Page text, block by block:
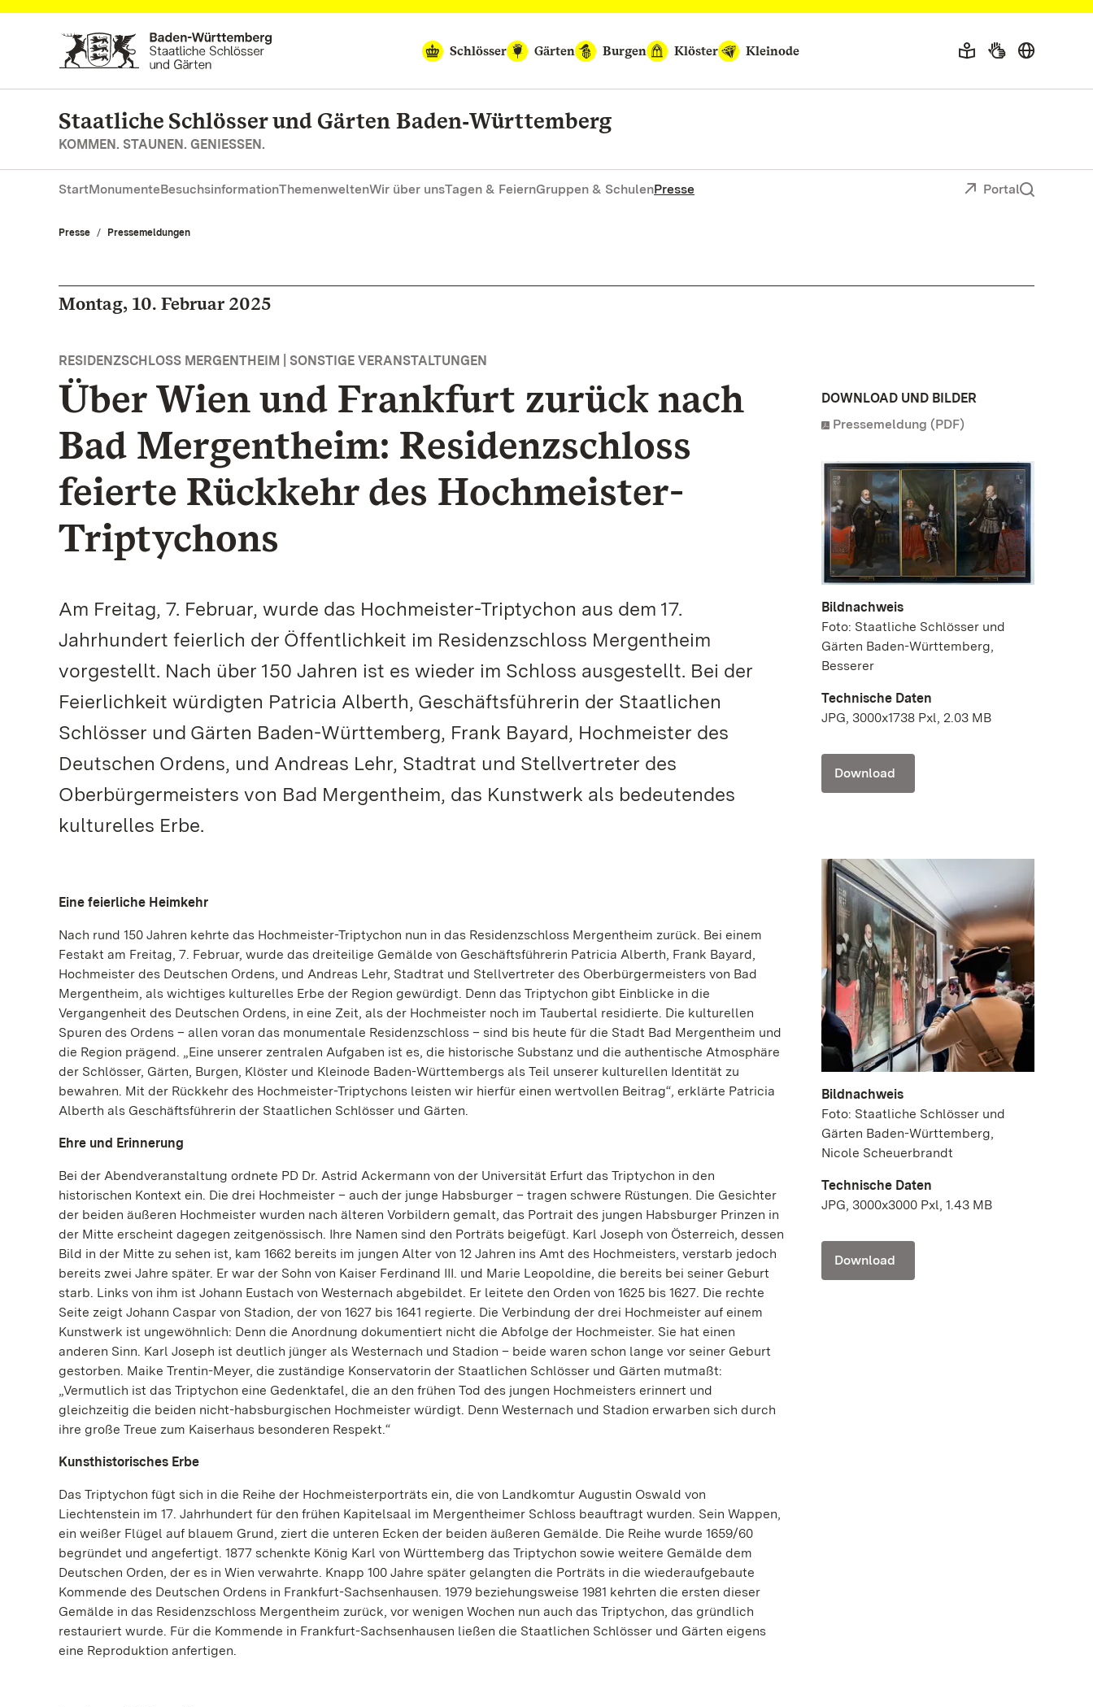
Zum Hauptinhalt springen
Schlösser
Gärten Burgen Klöster Kleinode
Staatliche Schlösser und Gärten Baden‑Württemberg
KOMMEN. STAUNEN. GENIESSEN.
StartMonumenteBesuchsinformationThemenweltenWir über unsTagen & FeiernGruppen & SchulenPresse Portal
Presse Pressemeldungen
Montag, 10. Februar 2025
RESIDENZSCHLOSS MERGENTHEIM | SONSTIGE VERANSTALTUNGEN
Über Wien und Frankfurt zurück nach
Bad Mergentheim: Residenzschloss
feierte Rückkehr des Hochmeister-
Triptychons
Am Freitag, 7. Februar, wurde das Hochmeister-Triptychon aus dem 17.
Jahrhundert feierlich der Öffentlichkeit im Residenzschloss Mergentheim
vorgestellt. Nach über 150 Jahren ist es wieder im Schloss ausgestellt. Bei der
Feierlichkeit würdigten Patricia Alberth, Geschäftsführerin der Staatlichen
Schlösser und Gärten Baden-Württemberg, Frank Bayard, Hochmeister des
Deutschen Ordens, und Andreas Lehr, Stadtrat und Stellvertreter des
Oberbürgermeisters von Bad Mergentheim, das Kunstwerk als bedeutendes
kulturelles Erbe.
Eine feierliche Heimkehr
Nach rund 150 Jahren kehrte das Hochmeister-Triptychon nun in das Residenzschloss Mergentheim zurück. Bei einem
Festakt am Freitag, 7. Februar, wurde das dreiteilige Gemälde von Geschäftsführerin Patricia Alberth, Frank Bayard,
Hochmeister des Deutschen Ordens, und Andreas Lehr, Stadtrat und Stellvertreter des Oberbürgermeisters von Bad
Mergentheim, als wichtiges kulturelles Erbe der Region gewürdigt. Denn das Triptychon gibt Einblicke in die
Vergangenheit des Deutschen Ordens, in eine Zeit, als der Hochmeister noch im Taubertal residierte. Die kulturellen
Spuren des Ordens – allen voran das monumentale Residenzschloss – sind bis heute für die Stadt Bad Mergentheim und
die Region prägend. „Eine unserer zentralen Aufgaben ist es, die historische Substanz und die authentische Atmosphäre
der Schlösser, Gärten, Burgen, Klöster und Kleinode Baden-Württembergs als Teil unserer kulturellen Identität zu
bewahren. Mit der Rückkehr des Hochmeister-Triptychons leisten wir hierfür einen wertvollen Beitrag“, erklärte Patricia
Alberth als Geschäftsführerin der Staatlichen Schlösser und Gärten.
Ehre und Erinnerung
Bei der Abendveranstaltung ordnete PD Dr. Astrid Ackermann von der Universität Erfurt das Triptychon in den
historischen Kontext ein. Die drei Hochmeister – auch der junge Habsburger – tragen schwere Rüstungen. Die Gesichter
der beiden äußeren Hochmeister wurden nach älteren Vorbildern gemalt, das Portrait des jungen Habsburger Prinzen in
der Mitte erscheint dagegen zeitgenössisch. Ihre Namen sind den Porträts beigefügt. Karl Joseph von Österreich, dessen
Bild in der Mitte zu sehen ist, kam 1662 bereits im jungen Alter von 12 Jahren ins Amt des Hochmeisters, verstarb jedoch
bereits zwei Jahre später. Er war der Sohn von Kaiser Ferdinand III. und Marie Leopoldine, die bereits bei seiner Geburt
starb. Links von ihm ist Johann Eustach von Westernach abgebildet. Er leitete den Orden von 1625 bis 1627. Die rechte
Seite zeigt Johann Caspar von Stadion, der von 1627 bis 1641 regierte. Die Verbindung der drei Hochmeister auf einem
Kunstwerk ist ungewöhnlich: Denn die Anordnung dokumentiert nicht die Abfolge der Hochmeister. Sie hat einen
anderen Sinn. Karl Joseph ist deutlich jünger als Westernach und Stadion – beide waren schon lange vor seiner Geburt
gestorben. Maike Trentin-Meyer, die zuständige Konservatorin der Staatlichen Schlösser und Gärten mutmaßt:
„Vermutlich ist das Triptychon eine Gedenktafel, die an den frühen Tod des jungen Hochmeisters erinnert und
gleichzeitig die beiden nicht-habsburgischen Hochmeister würdigt. Denn Westernach und Stadion erwarben sich durch
ihre große Treue zum Kaiserhaus besonderen Respekt.“
Kunsthistorisches Erbe
Das Triptychon fügt sich in die Reihe der Hochmeisterporträts ein, die von Landkomtur Augustin Oswald von
Liechtenstein im 17. Jahrhundert für den frühen Kapitelsaal im Mergentheimer Schloss beauftragt wurden. Sein Wappen,
ein weißer Flügel auf blauem Grund, ziert die unteren Ecken der beiden äußeren Gemälde. Die Reihe wurde 1659/60
begründet und angefertigt. 1877 schenkte König Karl von Württemberg das Triptychon sowie weitere Gemälde dem
Deutschen Orden, der es in Wien verwahrte. Knapp 100 Jahre später gelangten die Porträts in die wiederaufgebaute
Kommende des Deutschen Ordens in Frankfurt-Sachsenhausen. 1979 beziehungsweise 1981 kehrten die ersten dieser
Gemälde in das Residenzschloss Mergentheim zurück, vor wenigen Wochen nun auch das Triptychon, das gründlich
restauriert wurde. Für die Kommende in Frankfurt-Sachsenhausen ließen die Staatlichen Schlösser und Gärten eigens
eine Reproduktion anfertigen.
DOWNLOAD UND BILDER
Pressemeldung (PDF)
Bildnachweis
Foto: Staatliche Schlösser und
Gärten Baden-Württemberg,
Besserer
Technische Daten
JPG, 3000x1738 Pxl, 2.03 MB
Download
Bildnachweis
Foto: Staatliche Schlösser und
Gärten Baden-Württemberg,
Nicole Scheuerbrandt
Technische Daten
JPG, 3000x3000 Pxl, 1.43 MB
Download